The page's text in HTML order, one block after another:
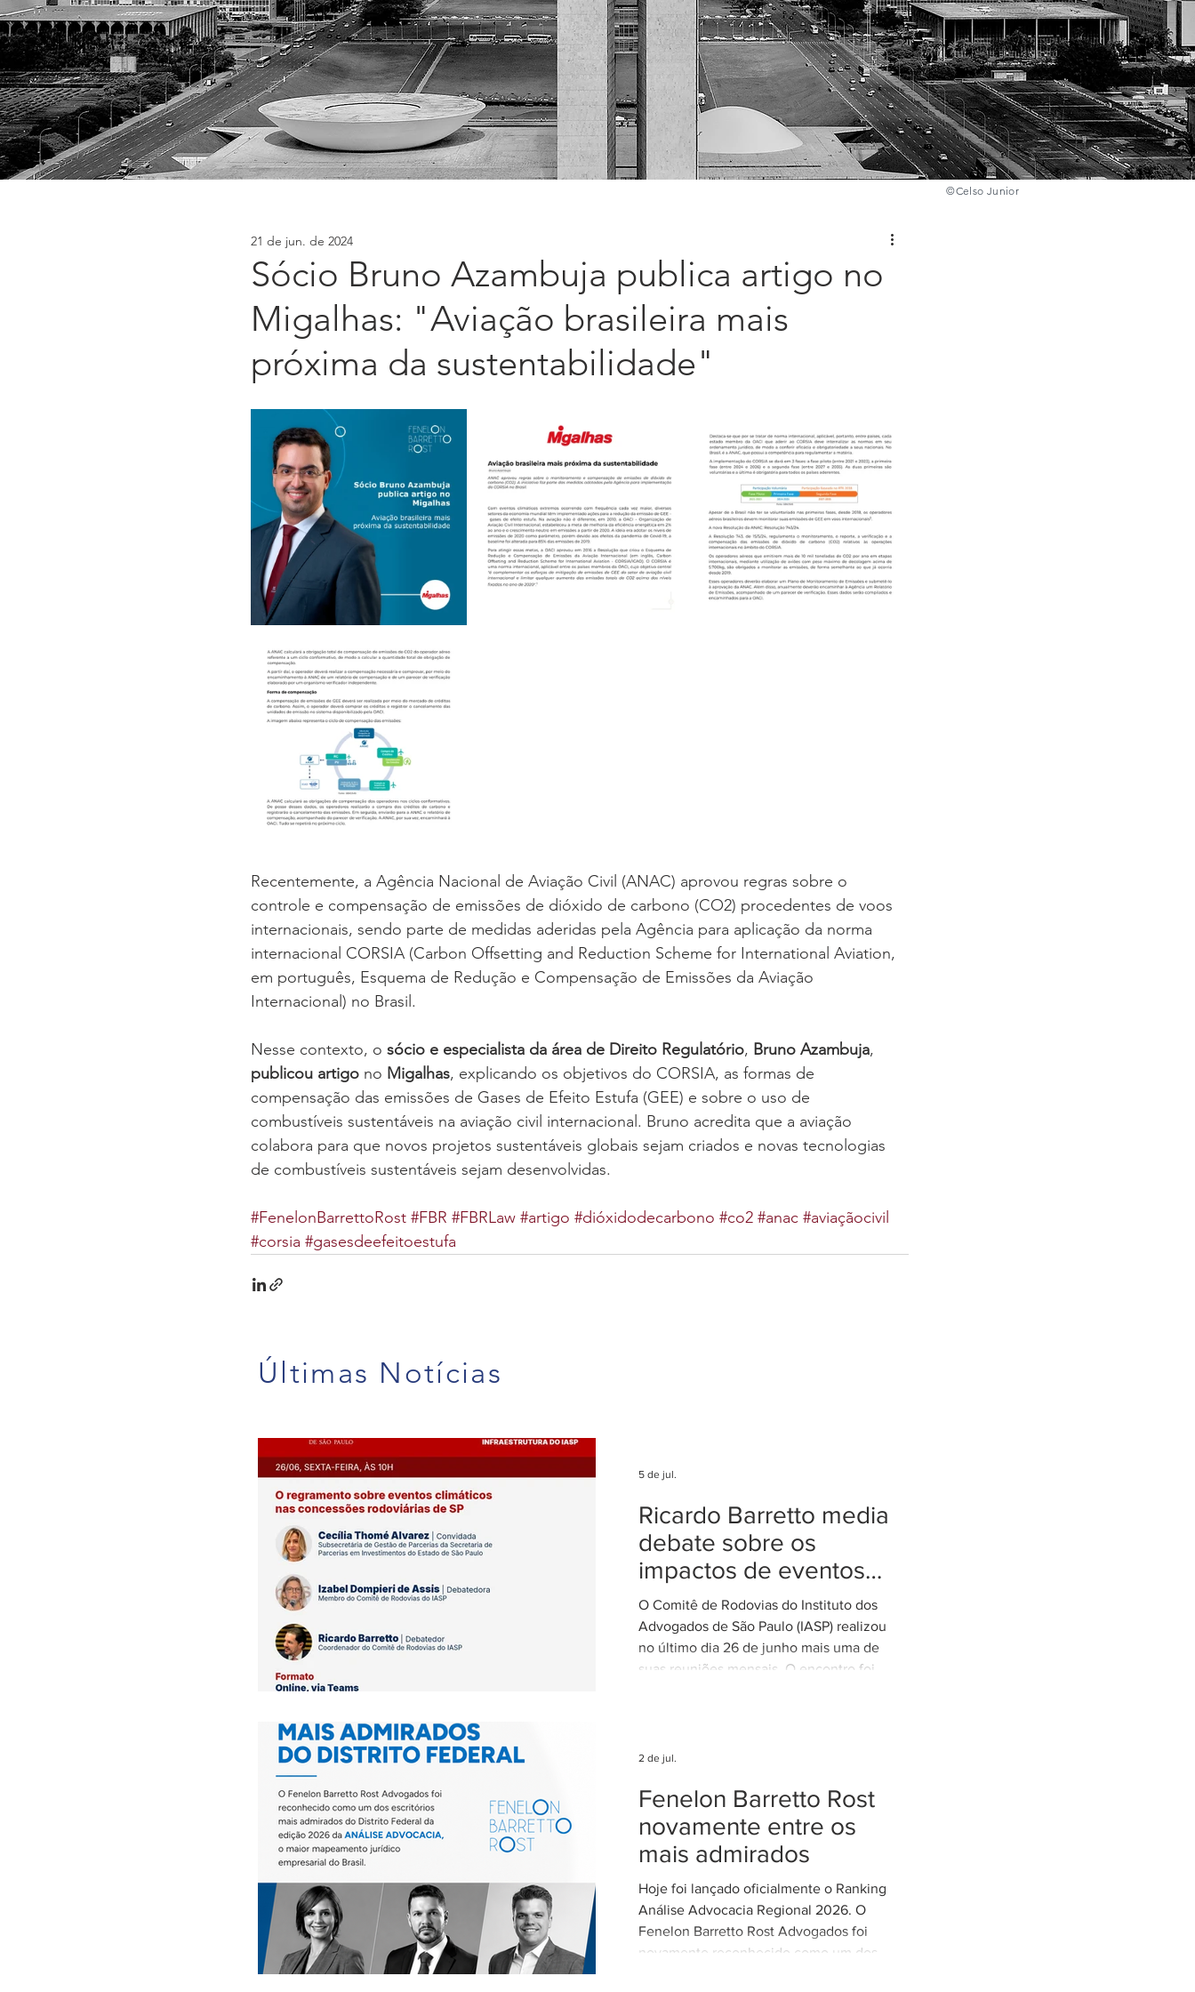
©️Celso Junior
Sócio Bruno Azambuja publica artigo no
Migalhas: "Aviação brasileira mais
próxima da sustentabilidade"
21 de jun. de 2024
Recentemente, a Agência Nacional de Aviação Civil (ANAC) aprovou regras sobre o
controle e compensação de emissões de dióxido de carbono (CO2) procedentes de voos
internacionais, sendo parte de medidas aderidas pela Agência para aplicação da norma
internacional CORSIA (Carbon Offsetting and Reduction Scheme for International Aviation,
em português, Esquema de Redução e Compensação de Emissões da Aviação
Internacional) no Brasil.
Nesse contexto, o sócio e especialista da área de Direito Regulatório, Bruno Azambuja,
publicou artigo no Migalhas, explicando os objetivos do CORSIA, as formas de
compensação das emissões de Gases de Efeito Estufa (GEE) e sobre o uso de
combustíveis sustentáveis na aviação civil internacional. Bruno acredita que a aviação
colabora para que novos projetos sustentáveis globais sejam criados e novas tecnologias
de combustíveis sustentáveis sejam desenvolvidas.
#FenelonBarrettoRost #FBR #FBRLaw #artigo #dióxidodecarbono #co2 #anac #aviaçãocivil
#corsia #gasesdeefeitoestufa
Últimas Notícias
Ricardo Barretto media
debate sobre os
impactos de eventos
climáticos extremos
nas concessões de
rodovias
O Comitê de Rodovias do Instituto dos
Advogados de São Paulo (IASP) realizou
no último dia 26 de junho mais uma de
suas reuniões mensais. O encontro foi
dos eventos climáticos extremos nos
Estado de São Paulo. A reunião contou
com a participação de Cecília Thomé
Alvarez, Subsecretária de Gestão de
Parcerias da Secretaria de Parcerias e
5 de jul.
Fenelon Barretto Rost
novamente entre os
mais admirados
Hoje foi lançado oficialmente o Ranking
Análise Advocacia Regional 2026. O
Fenelon Barretto Rost Advogados foi
novamente reconhecido como um dos
2 de jul.